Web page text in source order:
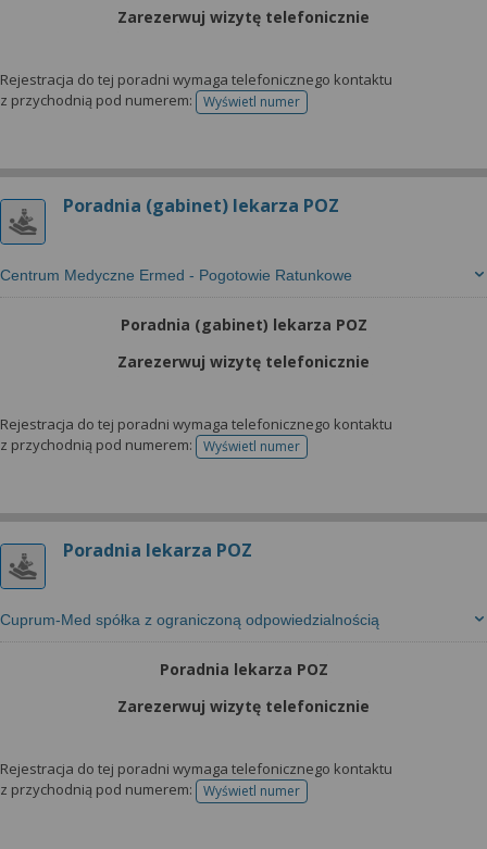
Zarezerwuj wizytę telefonicznie
Rejestracja do tej poradni wymaga telefonicznego kontaktu
z przychodnią pod numerem:
Wyświetl numertelefonu do rejestracji
Poradnia (gabinet) lekarza POZ
Centrum Medyczne Ermed - Pogotowie Ratunkowe
Poradnia (gabinet) lekarza POZ
Zarezerwuj wizytę telefonicznie
Rejestracja do tej poradni wymaga telefonicznego kontaktu
z przychodnią pod numerem:
Wyświetl numertelefonu do rejestracji
Poradnia lekarza POZ
Cuprum-Med spółka z ograniczoną odpowiedzialnością
Poradnia lekarza POZ
Zarezerwuj wizytę telefonicznie
Rejestracja do tej poradni wymaga telefonicznego kontaktu
z przychodnią pod numerem:
Wyświetl numertelefonu do rejestracji